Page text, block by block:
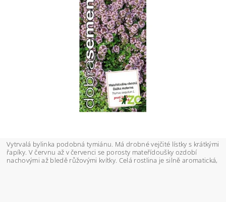
Vytrvalá bylinka podobná tymiánu. Má drobné vejčité lístky s krátkými
řapíky. V červnu až v červenci se porosty mateřídoušky ozdobí
nachovými až bledě růžovými kvítky. Celá rostlina je silně aromatická,